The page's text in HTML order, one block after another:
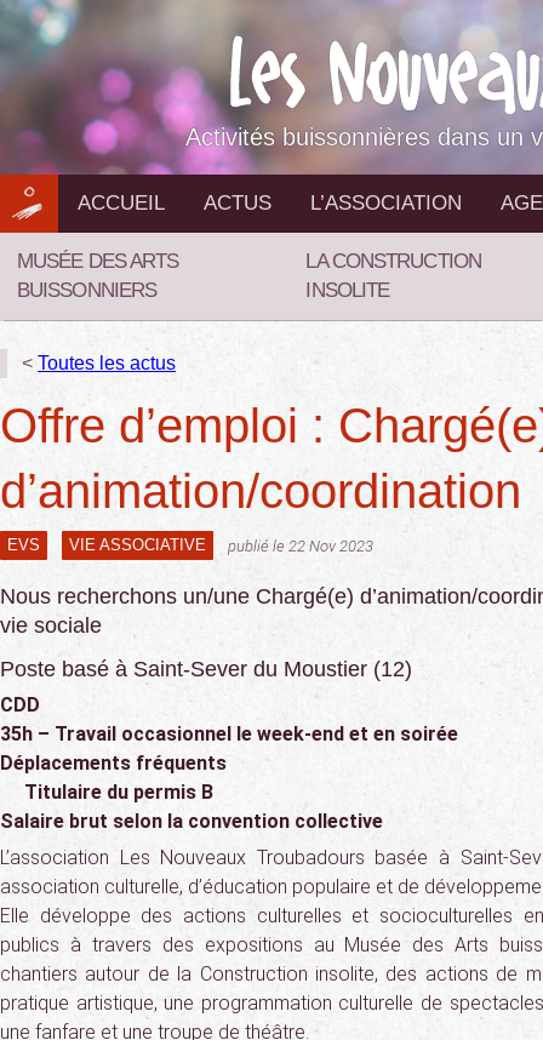
Aller
au
contenu
Activités buissonnières dans un
ACCUEIL ACTUS L’ASSOCIATION
MUSÉE DES ARTS
BUISSONNIERS
LA CONSTRUCTION
INSOLITE
< Toutes les actus
Offre d’emploi :
d’animation/coordination
EVS VIE ASSOCIATIVE publié le 22 Nov 2023
Nous recherchons un/une Chargé(e) d’animation/
vie sociale
Poste basé à Saint-Sever du Moustier (12)
CDD
35h – Travail occasionnel le week-end et en soirée
Déplacements fréquents
Titulaire du permis B
Salaire brut selon la convention collective
L’association Les Nouveaux Troubadours basée à Saint-
association culturelle, d’éducation populaire et de
Elle développe des actions culturelles et socioculturelles
publics à travers des expositions au Musée des Arts
chantiers autour de la Construction insolite, des actions de
pratique artistique, une programmation culturelle de
une fanfare et une troupe de théâtre.